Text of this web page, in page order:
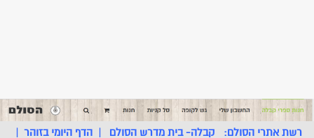
רשת אתרי הסולם: קבלה- בית מדרש הסולם |הדף היומי בזוהר